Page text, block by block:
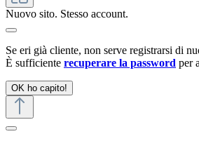
Nuovo sito. Stesso account.
Se eri già cliente, non serve registrarsi di
È sufficiente recuperare la password per
OK ho capito!